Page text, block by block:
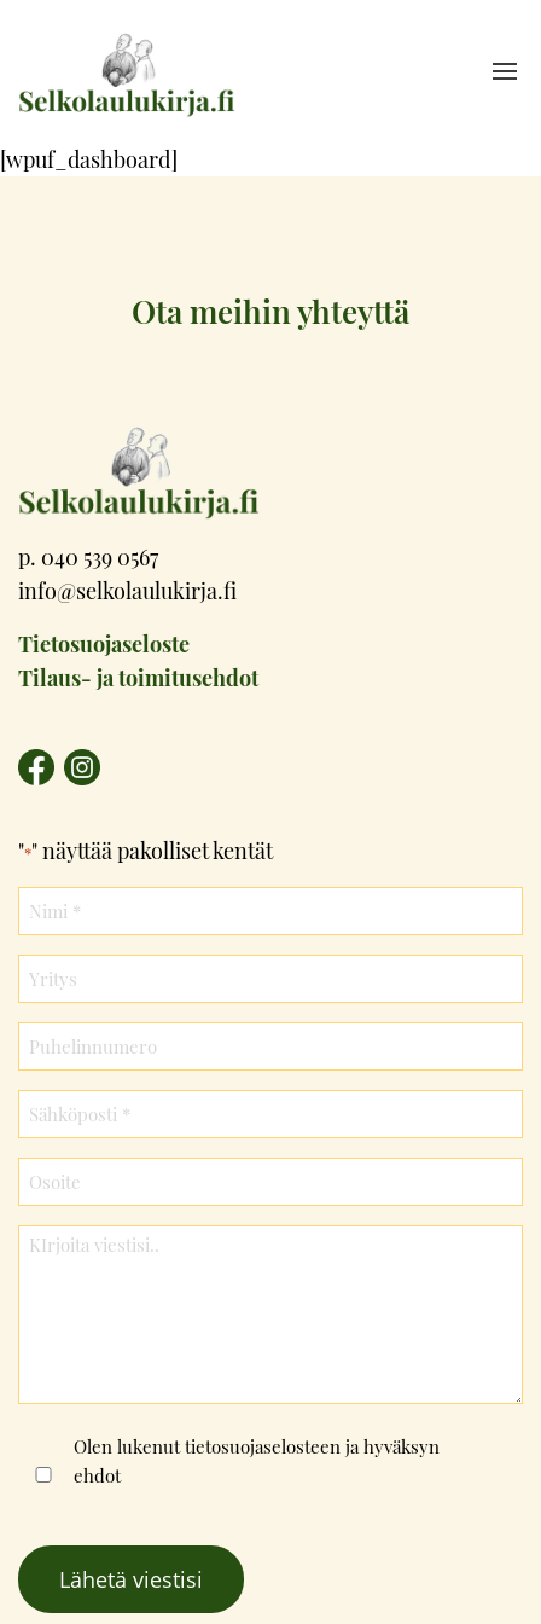
[wpuf_dashboard]
Ota meihin yhteyttä
p. 040 539 0567
info@selkolaulukirja.fi
Tietosuojaseloste
Tilaus- ja toimitusehdot
"*" näyttää pakolliset kentät
ConsentOlen lukenuttietosuojaselosteen ja hyväksyn
ehdot